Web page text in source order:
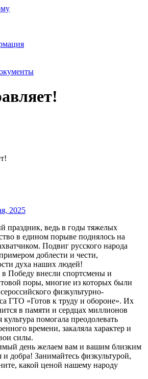
2025
праздник, ведь в годы тяжелых
в едином порыве поднялось на
Подвиг русского народа
доблести и чести,
духа наших людей!
Победу внесли спортсмены и
поры, многие из которых были
физкультурно-
ГТО «Готов к труду и обороне». Их
в памяти и сердцах миллионов
помогала преодолевать
времени, закаляла характер и
силы.
день желаем вам и вашим близким
и добра! Занимайтесь физкультурой,
какой ценой нашему народу